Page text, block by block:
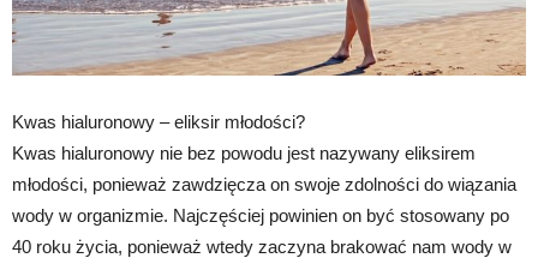
Kwas hialuronowy – eliksir młodości?
Kwas hialuronowy nie bez powodu jest nazywany eliksirem
młodości, ponieważ zawdzięcza on swoje zdolności do wiązania
wody w organizmie. Najczęściej powinien on być stosowany po
40 roku życia, ponieważ wtedy zaczyna brakować nam wody w